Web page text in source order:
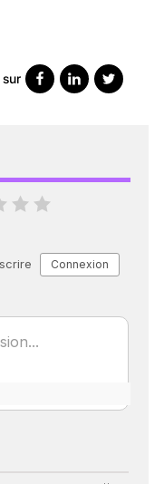
: DES IMAGES
TOUTES LES
2022